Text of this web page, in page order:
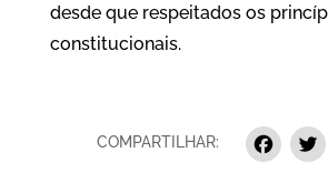
desde que respeitados os
constitucionais.
COMPARTILHAR: